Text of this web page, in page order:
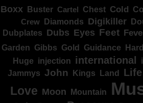
Boxx Buster Cartel Chest Cold
Crew Diamonds Digikiller
Dubplates Dubs Eyes Feet
Garden Gibbs Gold Guidance Hard
Huge injection international
Jammys John Kings Land Life
Love Moon Mountain